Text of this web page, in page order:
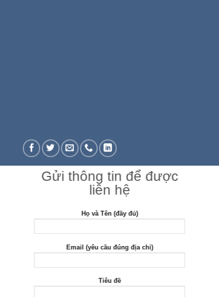
Gửi thông tin để được
liên hệ
Họ và Tên (đầy đủ)
Email (yêu cầu đúng địa chỉ)
Tiêu đề